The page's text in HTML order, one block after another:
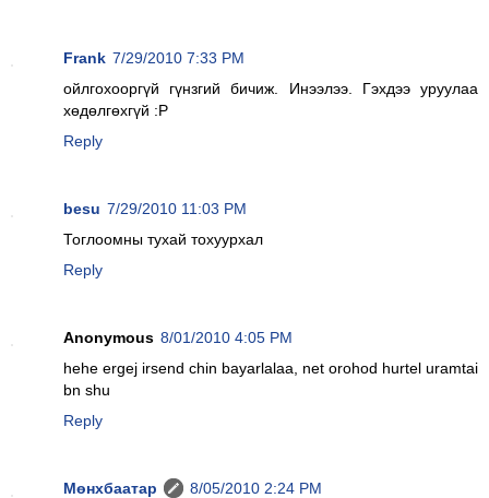
Frank 7/29/2010 7:33 PM
ойлгохооргүй гүнзгий бичиж. Инээлээ. Гэхдээ уруулаа
хөдөлгөхгүй :P
Reply
besu 7/29/2010 11:03 PM
Тоглоомны тухай тохуурхал
Reply
Anonymous 8/01/2010 4:05 PM
hehe ergej irsend chin bayarlalaa, net orohod hurtel uramtai
bn shu
Reply
Мөнхбаатар
8/05/2010 2:24 PM